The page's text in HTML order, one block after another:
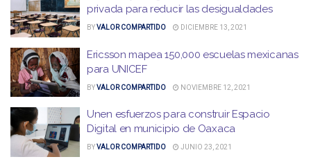
privada para reducir las desigualdades
BYVALOR COMPARTIDO DICIEMBRE 13, 2021
Ericsson mapea 150,000 escuelas mexicanas
para UNICEF
BYVALOR COMPARTIDO NOVIEMBRE 12, 2021
Unen esfuerzos para construir Espacio
Digital en municipio de Oaxaca
BYVALOR COMPARTIDO JUNIO 23, 2021